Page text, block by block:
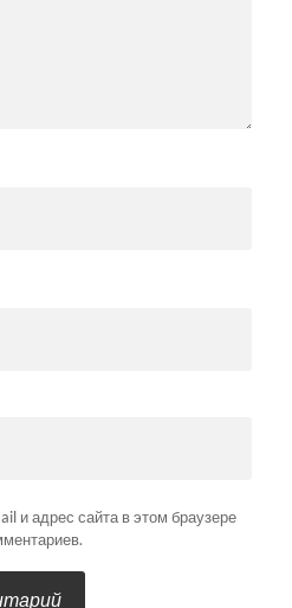
и адрес сайта в этом браузере